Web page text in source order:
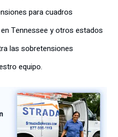
para cuadros
Tennessee y otros estados
las sobretensiones
equipo.